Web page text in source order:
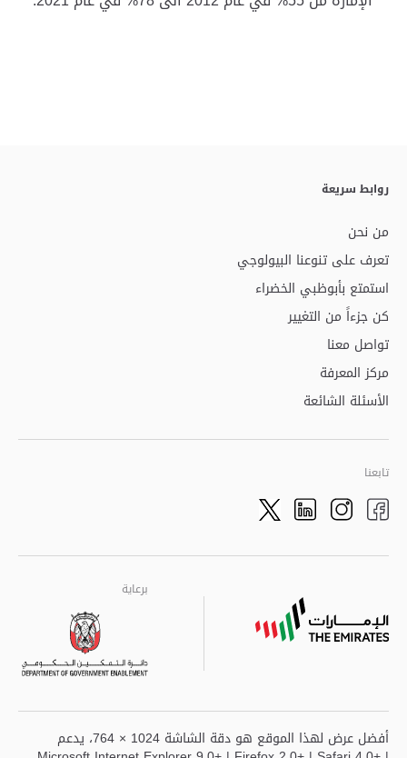
روابط سريعة
من نحن
تعرف على تنوعنا البيولوجي
استمتع بأبوظبي الخضراء
كن جزءاً من التغيير
تواصل معنا
مركز المعرفة
الأسئلة الشائعة
تابعنا
Facebook
Instagram
LinkedIn
Twitter
برعاية
برعاية
أفضل عرض لهذا الموقع هو دقة الشاشة 1024 × 764، يدعم